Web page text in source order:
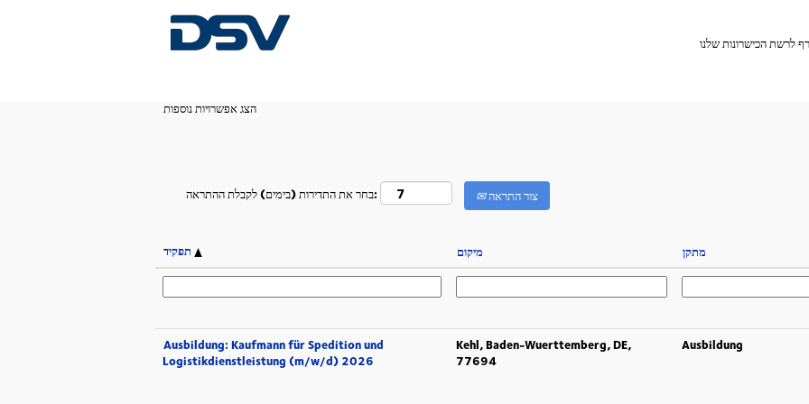
לרשת הכישרונות שלנו
דף הבית | Kehl ב- DSV(דף
הצג אפשרויות נוספות
בחר את התדירות (בימים) לקבלת ההתראה: צור התראה
מיקום מתקן
Ausbildung: Kaufmann für Spedition und
Logistikdienstleistung (m/w/d) 2026
Kehl, Baden-Wuerttemberg, DE,
77694
Ausbildung